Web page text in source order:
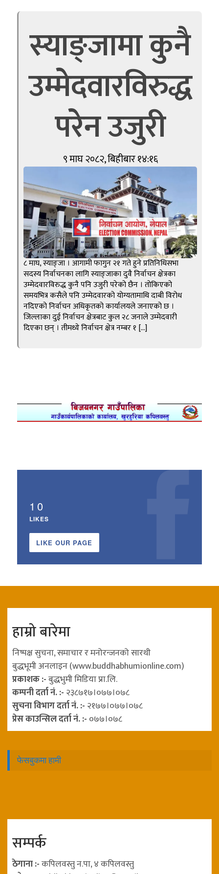
स्याङ्जामा कुनै
उम्मेदवारविरुद्ध
परेन उजुरी
९ माघ २०८२, बिहीबार १४:१६
८ माघ, स्याङ्जा । आगामी फागुन २१ गते हुने प्रतिनिधिसभा
सदस्य निर्वाचनका लागि स्याङ्जाका दुवै निर्वाचन क्षेत्रका
उम्मेदवारविरुद्ध कुनै पनि उजुरी परेको छैन । तोकिएको
समयभित्र कसैले पनि उम्मेदवारको योग्यतामाथि दाबी विरोध
नदिएको निर्वाचन अधिकृतको कार्यालयले जनाएको छ ।
जिल्लाका दुई निर्वाचन क्षेत्रबाट कुल २८ जनाले उम्मेदवारी
दिएका छन् । तीमध्ये निर्वाचन क्षेत्र नम्बर १ […]
10
LIKES
LIKE OUR PAGE
हाम्रो बारेमा
निष्पक्ष सुचना, समाचार र मनोरन्जनको सारथी
बुद्धभूमी अनलाइन (www.buddhabhumionline.com)
प्रकाशक :-बुद्धभुमी मिडिया प्रा.लि.
कम्पनी दर्ता नं. :- २३८७१७।०७७।०७८
सुचना विभाग दर्ता नं. :- २१७७।०७७।०७८
प्रेस काउन्सिल दर्ता नं. :- ०७७।०७८
फेसबुकमा हामी
सम्पर्क
ठेगाना :-कपिलवस्तु न.पा, ४ कपिलवस्तु